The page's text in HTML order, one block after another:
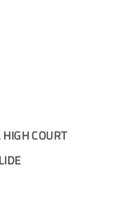
COURT